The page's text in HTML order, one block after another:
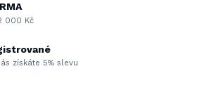
000 Kč
získáte 5% slevu